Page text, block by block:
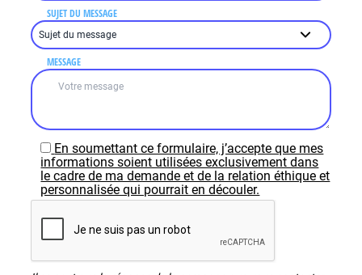
SUJET DU MESSAGE
MESSAGE
En soumettant ce formulaire, j’accepte que mes
informations soient utilisées exclusivement dans
le cadre de ma demande et de la relation éthique et
personnalisée qui pourrait en découler.